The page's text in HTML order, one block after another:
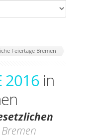
Feiertage Bremen
2016in